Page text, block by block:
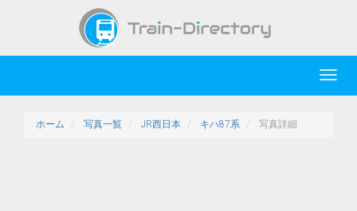
ホーム 写真一覧 JR西日本 キハ87系 写真詳細